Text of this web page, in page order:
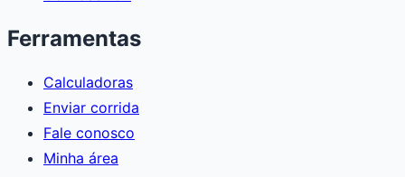
Ferramentas
Calculadoras
Enviar corrida
Fale conosco
Minha área